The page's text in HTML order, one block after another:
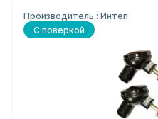
Производитель : Интеп
С поверкой